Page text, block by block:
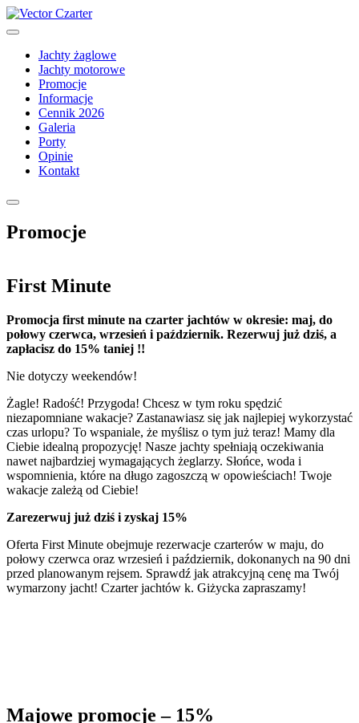
Jachty żaglowe
Jachty motorowe
Promocje
Informacje
Cennik 2026
Galeria
Porty
Opinie
Kontakt
Promocje
First Minute
Promocja first minute na czarter jachtów w okresie: maj, do
połowy czerwca, wrzesień i październik. Rezerwuj już dziś, a
zapłacisz do 15% taniej !!
Nie dotyczy weekendów!
Żagle! Radość! Przygoda! Chcesz w tym roku spędzić
niezapomniane wakacje? Zastanawiasz się jak najlepiej wykorzystać
czas urlopu? To wspaniale, że myślisz o tym już teraz! Mamy dla
Ciebie idealną propozycję! Nasze jachty spełniają oczekiwania
nawet najbardziej wymagających żeglarzy. Słońce, woda i
wspomnienia, które na długo zagoszczą w opowieściach! Twoje
wakacje zależą od Ciebie!
Zarezerwuj już dziś i zyskaj 15%
Oferta First Minute obejmuje rezerwacje czarterów w maju, do
połowy czerwca oraz wrzesień i październik, dokonanych na 90 dni
przed planowanym rejsem. Sprawdź jak atrakcyjną cenę ma Twój
wymarzony jacht! Czarter jachtów k. Giżycka zapraszamy!
Majowe promocje – 15%